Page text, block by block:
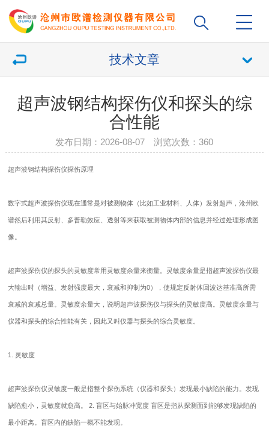
技术文章
超声波钢结构探伤仪和探头的综
合性能
发布日期：2026-08-07 浏览次数：360
超声波钢结构探伤仪探伤原理
数字式超声波探伤仪现在通常是对被测物体（比如工业材料、人体）发射超声，沧州欧
谱然后利用其反射、多普勒效应、透射等来获取被测物体内部的信息并经过处理形成图
像。
超声波探伤仪的探头的灵敏度常用灵敏度余量来衡量。灵敏度余量是指超声波探伤仪最
大输出时（增益、发射强度最大，衰减和抑制为0），使规定反射体回波达基准高所需
衰减的衰减总量。灵敏度余量大，说明超声波探伤仪与探头的灵敏度高。灵敏度余量与
仪器和探头的综合性能有关，因此又叫仪器与探头的综合灵敏度。
1. 灵敏度
超声波探伤仪灵敏度一般是指整个探伤系统（仪器和探头）发现最小缺陷的能力。发现
缺陷愈小，灵敏度就愈高。 2. 盲区与始脉冲宽度 盲区是指从探测面到能够发现缺陷的
最小距离。盲区内的缺陷一概不能发现。